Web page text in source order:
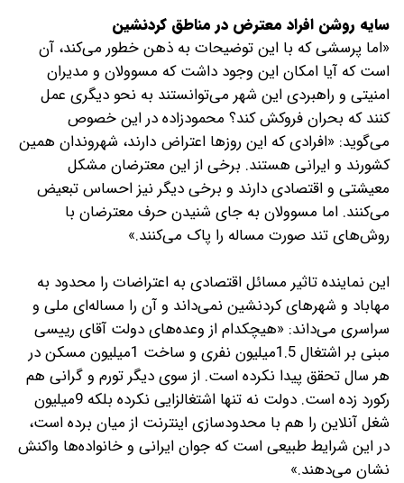
سایه روشن افراد معترض در مناطق کردنشین
«اما پرسشی که با این توضیحات به ذهن خطور می‌کند، آن
است که آیا امکان این وجود داشت که مسوولان و مدیران
امنیتی و راهبردی این شهر می‌توانستند به نحو دیگری عمل
کنند که بحران فروکش کند؟ محمود‌زاده در این خصوص
می‌گوید: «افرادی که این روزها اعتراض دارند، شهروندان همین
کشورند و ایرانی هستند. برخی از این معترضان مشکل
معیشتی و اقتصادی دارند و برخی دیگر نیز احساس تبعیض
می‌کنند. اما مسوولان به جای شنیدن حرف معترضان با
روش‌های تند صورت مساله را پاک می‌کنند.»
این نماینده تاثیر مسائل اقتصادی به اعتراضات را محدود به
مهاباد و شهرهای کردنشین نمی‌داند و آن را مساله‌ای ملی و
سراسری می‌داند: «هیچکدام از وعده‌های دولت آقای رییسی
مبنی بر اشتغال 1.5میلیون نفری و ساخت 1میلیون مسکن در
هر سال تحقق پیدا نکرده است. از سوی دیگر تورم و گرانی هم
رکورد زده است. دولت نه تنها اشتغالزایی نکرده بلکه 9میلیون
شغل آنلاین را هم با محدودسازی اینترنت از میان برده است،
در این شرایط طبیعی است که جوان ایرانی و خانواده‌ها واکنش
نشان می‌دهند.»